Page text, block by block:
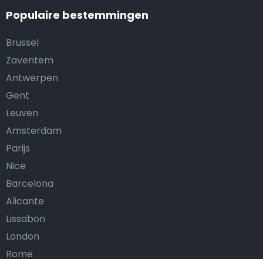
Populaire bestemmingen
Brussel
Zaventem
Antwerpen
Gent
Leuven
Amsterdam
Parijs
Nice
Barcelona
Alicante
Lissabon
London
Rome